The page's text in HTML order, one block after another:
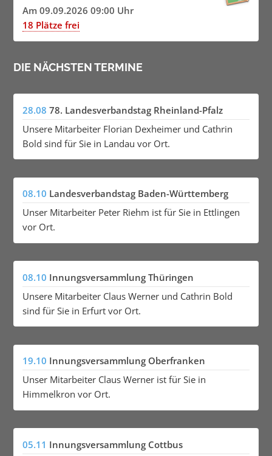
Am 09.09.2026 09:00 Uhr
18 Plätze frei
DIE NÄCHSTEN TERMINE
28.08 78. Landesverbandstag Rheinland-Pfalz
Unsere Mitarbeiter Florian Dexheimer und Cathrin
Bold sind für Sie in Landau vor Ort.
08.10 Landesverbandstag Baden-Württemberg
Unser Mitarbeiter Peter Riehm ist für Sie in Ettlingen
vor Ort.
08.10 Innungsversammlung Thüringen
Unsere Mitarbeiter Claus Werner und Cathrin Bold
sind für Sie in Erfurt vor Ort.
19.10 Innungsversammlung Oberfranken
Unser Mitarbeiter Claus Werner ist für Sie in
Himmelkron vor Ort.
05.11 Innungsversammlung Cottbus